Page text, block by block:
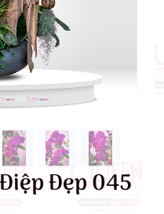
Đẹp 045